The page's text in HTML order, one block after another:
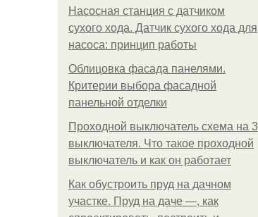
Насосная станция с датчиком
сухого хода. Датчик сухого хода для
насоса: принцип работы
Облицовка фасада панелями.
Критерии выбора фасадной
панельной отделки
Проходной выключатель схема на 3
выключателя. Что такое проходной
выключатель и как он работает
Как обустроить пруд на дачном
участке. Пруд на даче —, как